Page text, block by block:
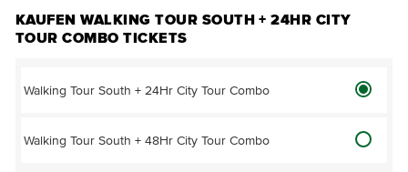
KAUFEN WALKING TOUR SOUTH + 24HR CITY
TOUR COMBO TICKETS
Walking Tour South + 24Hr City Tour Combo
Walking Tour South + 48Hr City Tour Combo